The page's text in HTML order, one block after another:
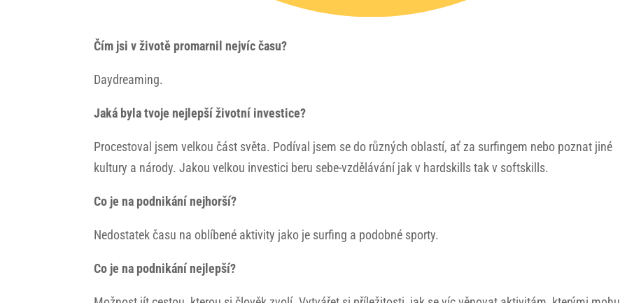
Čím jsi v životě promarnil nejvíc času?
Daydreaming.
Jaká byla tvoje nejlepší životní investice?
Procestoval jsem velkou část světa. Podíval jsem se do různých oblastí, ať za surfingem nebo poznat jiné
kultury a národy. Jakou velkou investici beru sebe-vzdělávání jak v hardskills tak v softskills.
Co je na podnikání nejhorší?
Nedostatek času na oblíbené aktivity jako je surfing a podobné sporty.
Co je na podnikání nejlepší?